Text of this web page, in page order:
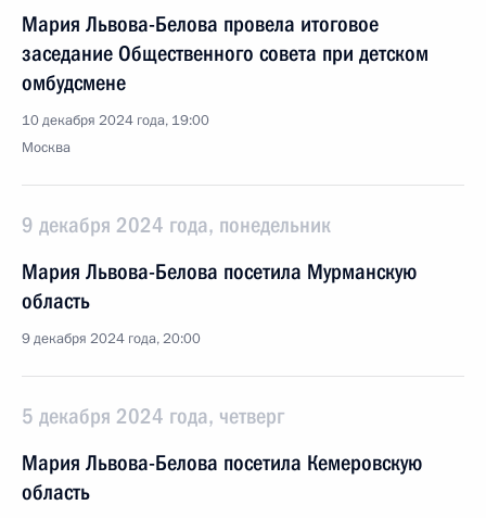
Мария Львова-Белова провела итоговое
заседание Общественного совета при детском
омбудсмене
10 декабря 2024 года, 19:00
Москва
9 декабря 2024 года, понедельник
Мария Львова-Белова посетила Мурманскую
область
9 декабря 2024 года, 20:00
5 декабря 2024 года, четверг
Мария Львова-Белова посетила Кемеровскую
область